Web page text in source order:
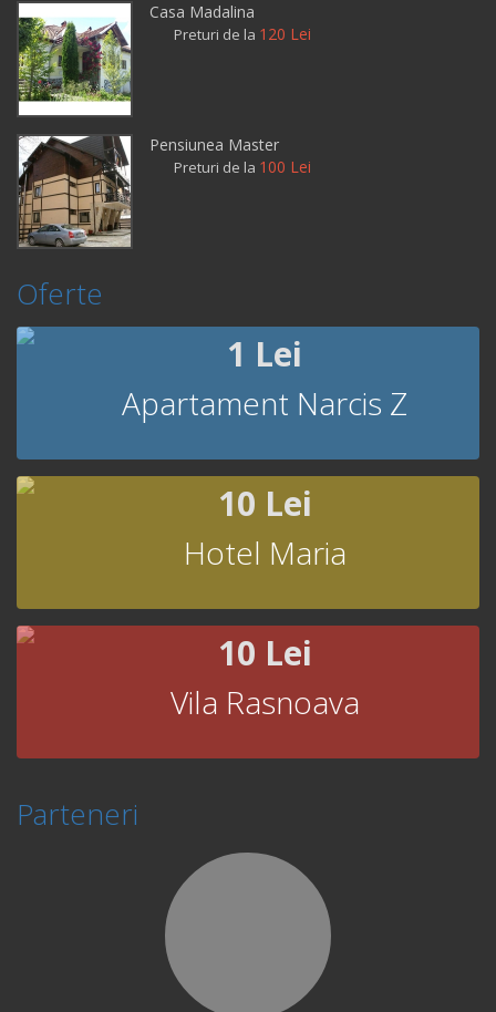
Casa Madalina
Preturi de la 120 Lei
Pensiunea Master
Preturi de la 100 Lei
Oferte
1 Lei
Apartament Narcis Z
10 Lei
Hotel Maria
10 Lei
Vila Rasnoava
Parteneri